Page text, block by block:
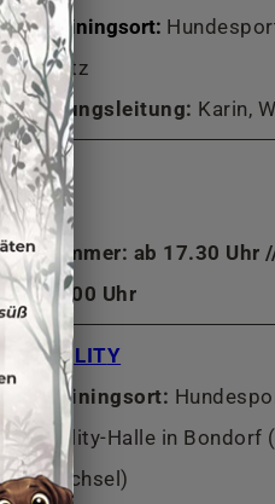
Trainingsort:
Platz
Übungsleitung: Karin,
Sommer: ab 17.30 Uhr
15.00 Uhr
AGILITY
Trainingsort:
Agility-Halle in Bondorf
Wechsel)